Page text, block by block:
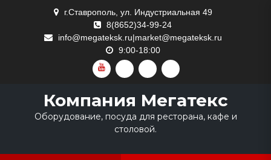
г.Ставрополь, ул. Индустриальная 49
8(8652)34-99-24
info@megateksk.ru|market@megateksk.ru
9:00-18:00
YOUTUBEVKVIDEORUTUBEDZEN
Компания Мегатекс
Оборудование, посуда для ресторана, кафе и
столовой.